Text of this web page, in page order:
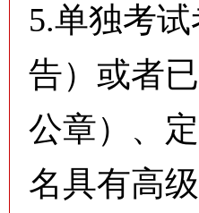
5.单独考
告）或者
公章）、
名具有高